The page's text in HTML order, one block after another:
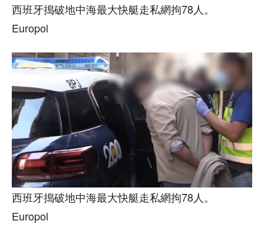
西班牙搗破地中海最大快艇走私網拘78人。
Europol
西班牙搗破地中海最大快艇走私網拘78人。
Europol